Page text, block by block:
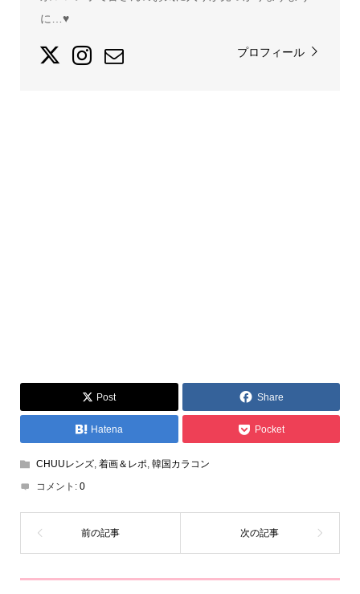
に…♥
プロフィール
Post Share
Hatena Pocket
CHUUレンズ, 着画＆レポ 韓国カラコン
コメント: 0